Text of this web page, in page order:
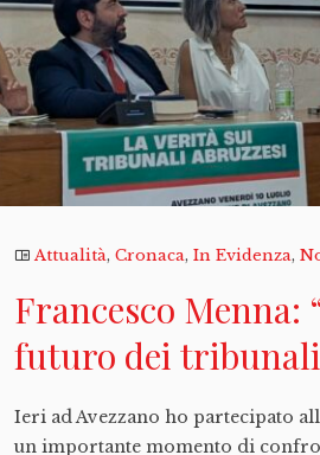
Attualità,Cronaca,In Evidenza,
Francesco Menna:
futuro dei
Ieri ad Avezzano ho partecipato
un importante momento di